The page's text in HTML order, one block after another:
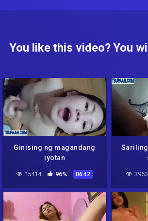
You like this video? You
Ginising ng magandang
iyotan
15414 96% 06:42 3963